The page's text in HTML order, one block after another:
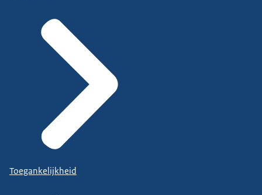
Toegankelijkheid